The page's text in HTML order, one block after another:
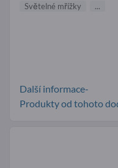
Světelné mřížky
...
Další informace-
Produkty od tohoto